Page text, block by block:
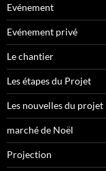
Evénement
Evénement privé
Le chantier
Les étapes du Projet
Les nouvelles du projet
marché de Noël
Projection